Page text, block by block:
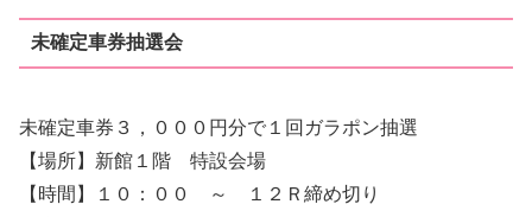
未確定車券抽選会
未確定車券３，０００円分で１回ガラポン抽選
【場所】新館１階 特設会場
【時間】１０：００ ～ １２Ｒ締め切り